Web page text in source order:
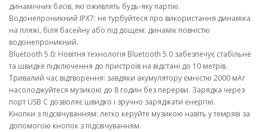
динамічних басів, які оживлять будь-яку партію.
Водонепроникний IPX7: не турбуйтеся про використання динаміка
на пляжі, біля басейну або під дощем: динамік повністю
водонепроникний.
Bluetooth 5.0: Новітня технологія Bluetooth 5.0 забезпечує стабільне
та швидке підключення до пристроїв на відстані до 10 метрів.
Тривалий час відтворення: завдяки акумулятору ємністю 2000 мАг
насолоджуйтеся музикою до 8 годин без перерви. Зарядка через
порт USB C дозволяє швидко і зручно заряджати енергію.
Кнопки з підсвічуванням: легко керуйте музикою навіть у темряві за
допомогою кнопок з підсвічуванням.